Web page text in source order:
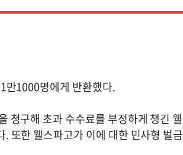
만1000명에게 반환했다.
청구해 초과 수수료를 부정하게 챙긴 웰
또한 웰스파고가 이에 대한 민사형 벌금